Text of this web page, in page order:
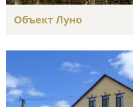
Объект Луно